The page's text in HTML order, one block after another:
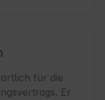
für die
Er